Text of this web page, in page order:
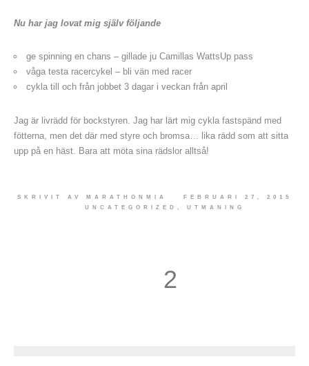
Nu har jag lovat mig själv följande
ge spinning en chans – gillade ju Camillas WattsUp pass
våga testa racercykel – bli vän med racer
cykla till och från jobbet 3 dagar i veckan från april
Jag är livrädd för bockstyren. Jag har lärt mig cykla fastspänd med
fötterna, men det där med styre och bromsa… lika rädd som att sitta
upp på en häst. Bara att möta sina rädslor alltså!
SKRIVIT AV MARATHONMIA
FEBRUARI 27, 2015
UNCATEGORIZED,UTMANING
2